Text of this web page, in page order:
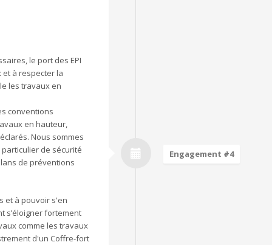
Engagement #4
le port des EPI
à respecter la
les travaux en
conventions
en hauteur,
Nous sommes
de sécurité
de préventions
et à pouvoir s'en
s’éloigner fortement
comme les travaux
d'un Coffre-fort